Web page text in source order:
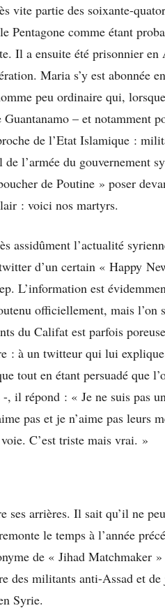
vite partie des soixante-
Pentagone comme étant
Il a ensuite été prisonnier en
Maria s’y est abonnée
peu ordinaire qui,
– et notamment
de l’Etat Islamique :
de l’armée du gouvernement
de Poutine » poser
: voici nos martyrs.
assidûment l’actualité
d’un certain « Happy
L’information est
officiellement, mais
du Califat est parfois
: à un twitteur qui lui explique
tout en étant persuadé que
il répond : « Je ne suis pas
pas et je n’aime pas leurs
C’est triste mais vrai. »
ses arrières. Il sait qu’il ne
le temps à l’année
de « Jihad Matchmaker
des militants anti-Assad et
Syrie.